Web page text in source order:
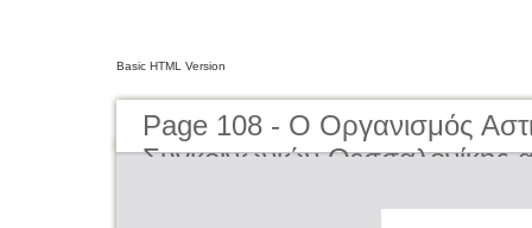
Basic HTML Version
Page 108 - O Οργανισμός
Συγκοινωνιών Θεσσαλονίκης